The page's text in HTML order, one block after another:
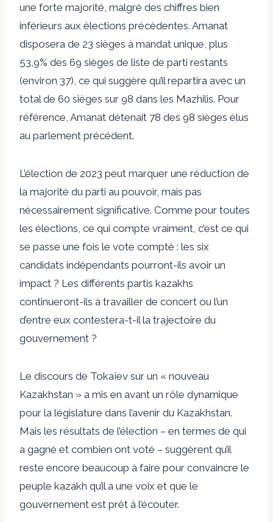
une forte majorité, malgré des chiffres bien
inférieurs aux élections précédentes. Amanat
disposera de 23 sièges à mandat unique, plus
53,9% des 69 sièges de liste de parti restants
(environ 37), ce qui suggère qu’il repartira avec un
total de 60 sièges sur 98 dans les Mazhilis. Pour
référence, Amanat détenait 78 des 98 sièges élus
au parlement précédent.
L’élection de 2023 peut marquer une réduction de
la majorité du parti au pouvoir, mais pas
nécessairement significative. Comme pour toutes
les élections, ce qui compte vraiment, c’est ce qui
se passe une fois le vote compté : les six
candidats indépendants pourront-ils avoir un
impact ? Les différents partis kazakhs
continueront-ils à travailler de concert ou l’un
d’entre eux contestera-t-il la trajectoire du
gouvernement ?
Le discours de Tokaïev sur un « nouveau
Kazakhstan » a mis en avant un rôle dynamique
pour la législature dans l’avenir du Kazakhstan.
Mais les résultats de l’élection – en termes de qui
a gagné et combien ont voté – suggèrent qu’il
reste encore beaucoup à faire pour convaincre le
peuple kazakh qu’il a une voix et que le
gouvernement est prêt à l’écouter.